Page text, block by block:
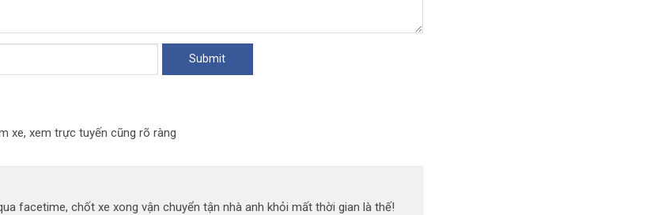
xe, xem trực tuyến cũng rõ ràng
facetime, chốt xe xong vận chuyển tận nhà anh khỏi mất thời gian là thế!